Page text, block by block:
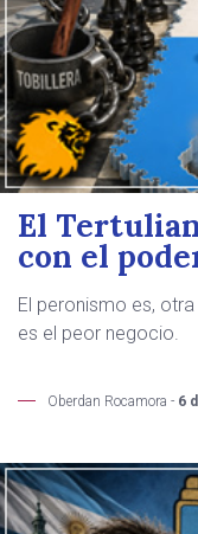
El
con el
El peronismo es,
es el peor negocio.
Oberdan Rocamora - 6